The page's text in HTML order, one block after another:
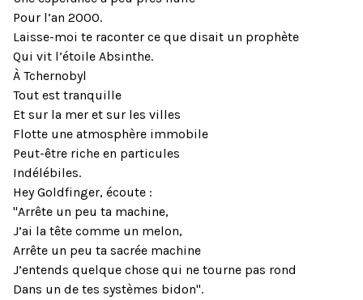
Pour l’an 2000.
Laisse-moi te raconter ce que disait un prophète
Qui vit l’étoile Absinthe.
À Tchernobyl
Tout est tranquille
Et sur la mer et sur les villes
Flotte une atmosphère immobile
Peut-être riche en particules
Indélébiles.
Hey Goldfinger, écoute :
"Arrête un peu ta machine,
J’ai la tête comme un melon,
Arrête un peu ta sacrée machine
J’entends quelque chose qui ne tourne pas rond
Dans un de tes systèmes bidon".